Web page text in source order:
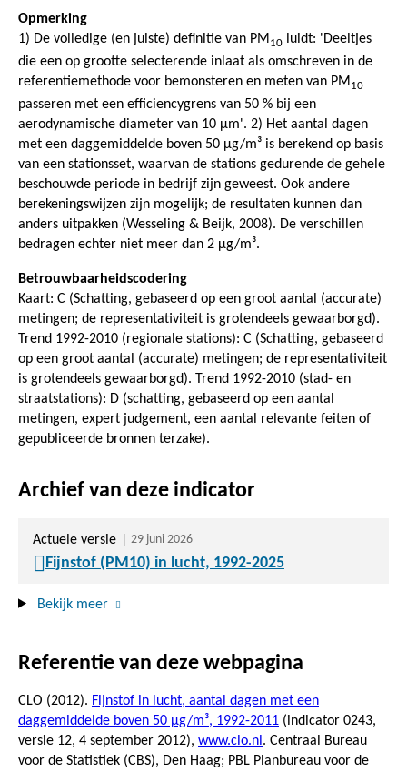
Opmerking
1) De volledige (en juiste) definitie van PM 10
luidt: 'Deeltjes
die een op grootte selecterende inlaat als omschreven in de
referentiemethode voor bemonsteren en meten van PM 10
passeren met een efficiencygrens van 50 % bij een
aerodynamische diameter van 10 μm'. 2) Het aantal dagen
met een daggemiddelde boven 50 µg/m³ is berekend op basis
van een stationsset, waarvan de stations gedurende de gehele
beschouwde periode in bedrijf zijn geweest. Ook andere
berekeningswijzen zijn mogelijk; de resultaten kunnen dan
anders uitpakken (Wesseling & Beijk, 2008). De verschillen
bedragen echter niet meer dan 2 µg/m³.
Betrouwbaarheidscodering
Kaart: C (Schatting, gebaseerd op een groot aantal (accurate)
metingen; de representativiteit is grotendeels gewaarborgd).
Trend 1992-2010 (regionale stations): C (Schatting, gebaseerd
op een groot aantal (accurate) metingen; de representativiteit
is grotendeels gewaarborgd). Trend 1992-2010 (stad- en
straatstations): D (schatting, gebaseerd op een aantal
metingen, expert judgement, een aantal relevante feiten of
gepubliceerde bronnen terzake).
Archief van deze indicator
Actuele versie 29 juni 2026
Fijnstof (PM10) in lucht, 1992-2025
Bekijk meer
Referentie van deze webpagina
CLO (2012). Fijnstof in lucht, aantal dagen met een
daggemiddelde boven 50 µg/m³, 1992-2011 (indicator 0243,
versie 12, 4 september 2012), www.clo.nl . Centraal Bureau
voor de Statistiek (CBS), Den Haag; PBL Planbureau voor de